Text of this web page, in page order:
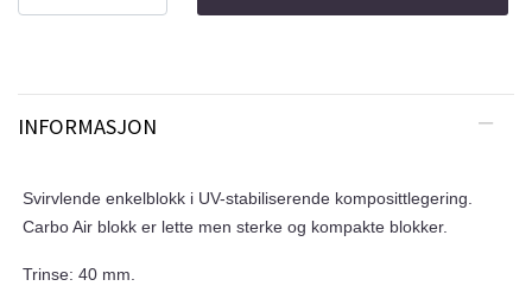
INFORMASJON
Svirvlende enkelblokk i UV-stabiliserende komposittlegering.
Carbo Air blokk er lette men sterke og kompakte blokker.
Trinse: 40 mm.